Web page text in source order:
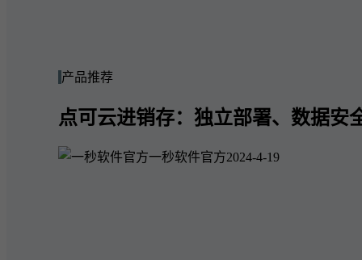
产品推荐
点可云进销存：独立部署、数据安
一秒软件官方2024-4-19